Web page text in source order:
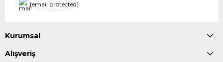
[email protected]
Kurumsal
Alışveriş